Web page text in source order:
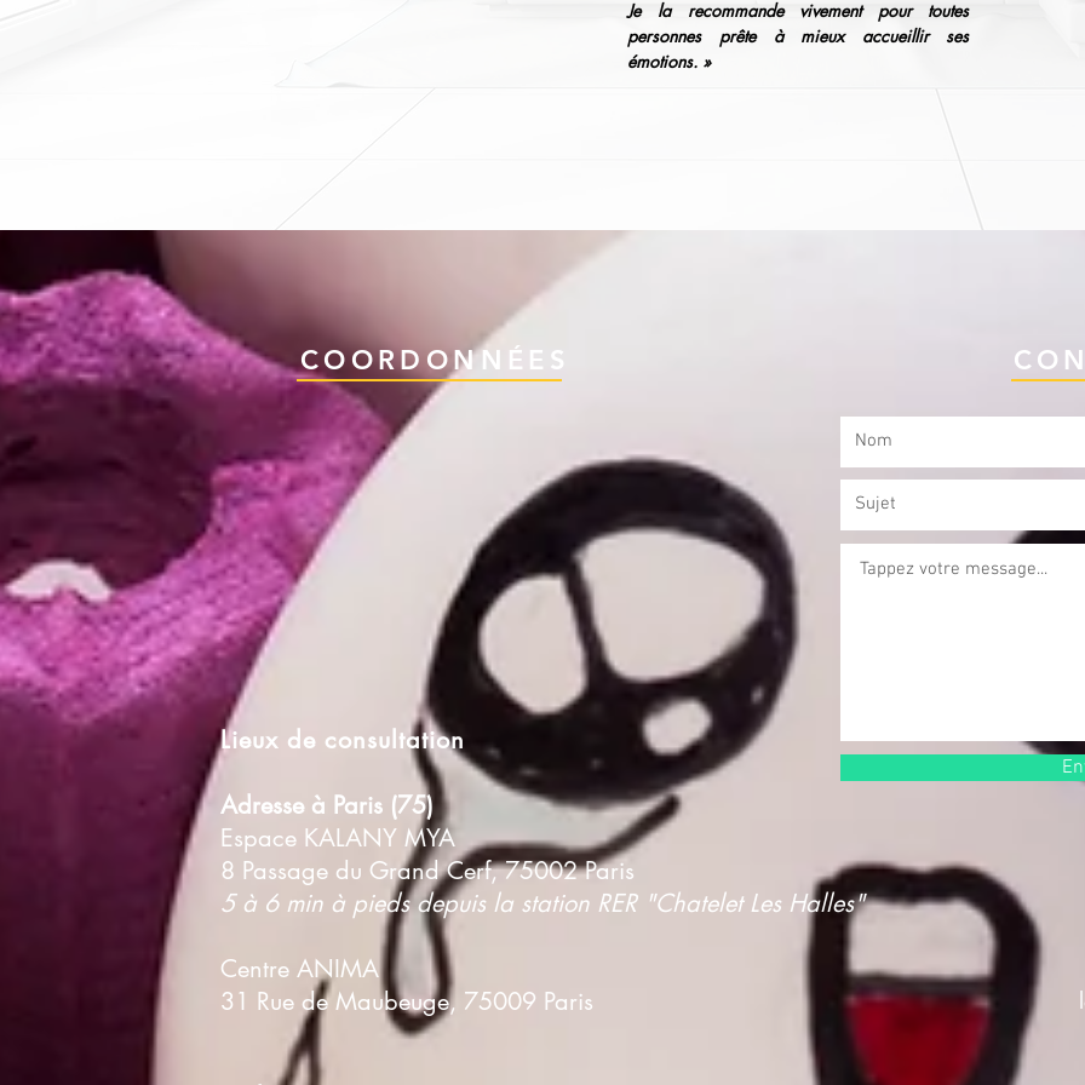
Je la recommande vivement pour toutes
personnes prête à mieux accueillirses
émotions. »
COORDONNÉES
Lieux de consultation
Adresse à Paris (75)
Espace KALANY MYA
8 Passage du Grand Cerf, 75002 Paris
5 à 6 min à pieds depuis la station RER "Chatelet Les Halles"
Centre ANIMA
31 Rue de Maubeuge, 75009 Paris